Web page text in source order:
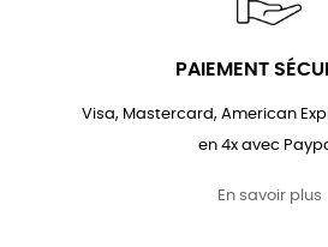
PAIEMENT
Visa, Mastercard, American
en 4x avec
En savoir plus